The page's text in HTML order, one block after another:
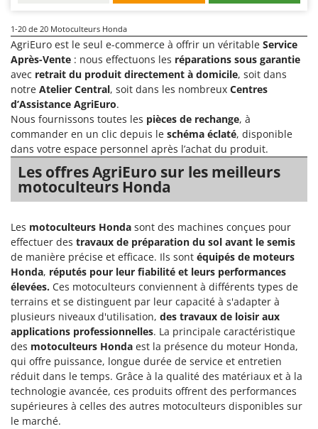
1-20 de 20 Motoculteurs Honda
AgriEuro est le seul e-commerce à offrir un véritable Service
Après-Vente : nous effectuons les réparations sous garantie
avec retrait du produit directement à domicile, soit dans
notre Atelier Central, soit dans les nombreux Centres
d’Assistance AgriEuro.
Nous fournissons toutes les pièces de rechange, à
commander en un clic depuis le schéma éclaté, disponible
dans votre espace personnel après l’achat du produit.
Les offres AgriEuro sur les meilleurs
motoculteurs Honda
Les motoculteurs Honda sont des machines conçues pour
effectuer des travaux de préparation du sol avant le semis
de manière précise et efficace. Ils sont équipés de moteurs
Honda, réputés pour leur fiabilité et leurs performances
élevées. Ces motoculteurs conviennent à différents types de
terrains et se distinguent par leur capacité à s'adapter à
plusieurs niveaux d'utilisation, des travaux de loisir aux
applications professionnelles. La principale caractéristique
des motoculteurs Honda est la présence du moteur Honda,
qui offre puissance, longue durée de service et entretien
réduit dans le temps. Grâce à la qualité des matériaux et à la
technologie avancée, ces produits offrent des performances
supérieures à celles des autres motoculteurs disponibles sur
le marché.